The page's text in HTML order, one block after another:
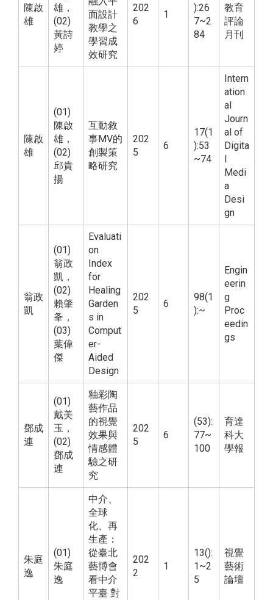
陳啟
雄
雄，
(02)
黃詩
婷
面設計
教學之
學習成
效研究
202
6
1
):26
7~2
84
教育
評論
月刊
陳啟
雄
(01)
陳啟
雄，
(02)
邱貴
揚
互動敘
事MV的
創製策
略研究
202
5
6
17(1
):53
~74
Intern
ation
al
Journ
al of
Digita
l
Medi
a
Desi
gn
翁政
凱
(01)
翁政
凱，
(02)
賴肇
夆，
(03)
葉偉
傑
Evaluati
on
Index
for
Healing
Garden
s in
Comput
er-
Aided
Design
202
5
6
98(1
):~
Engin
eerin
g
Proc
eedin
gs
鄧成
連
(01)
戴美
玉，
(02)
鄧成
連
釉彩陶
藝作品
的視覺
效果與
情感體
驗之研
究
202
5
6
(53):
77~
100
育達
科大
學報
朱庭
逸
(01)
朱庭
逸
中介、
全球
化、再
生產：
從臺北
藝博會
看中介
平臺 對
202
2
1
13():
1~2
5
視覺
藝術
論壇